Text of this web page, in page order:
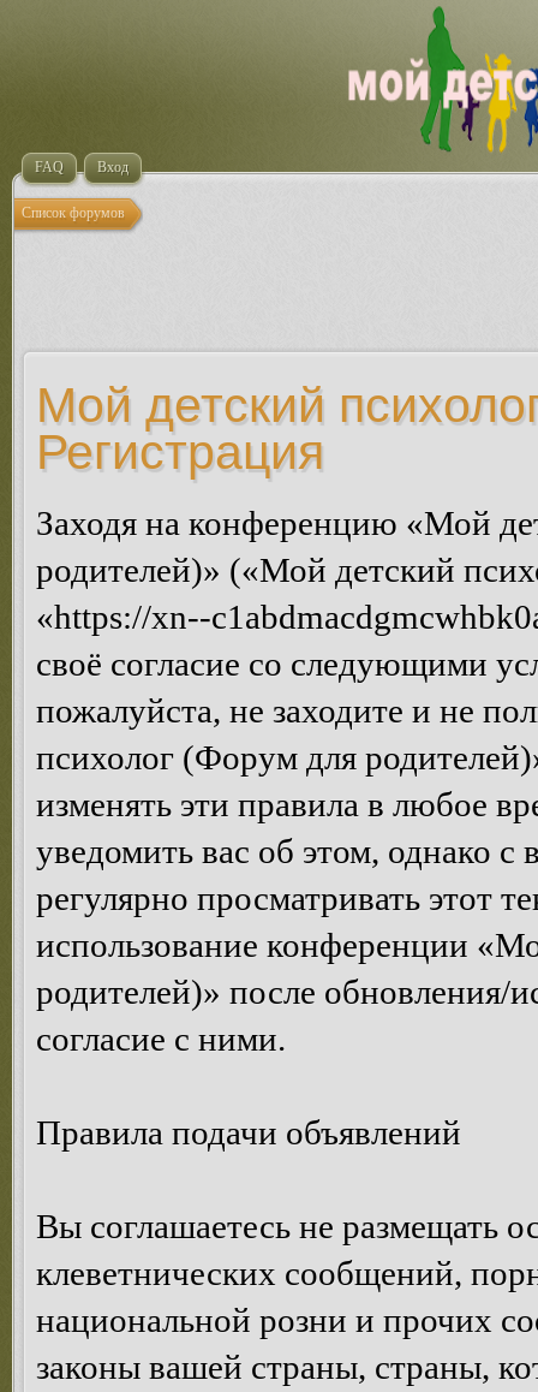
FAQ Вход
Список форумов
Мой детский
Регистрация
Заходя на конференцию «Мой
родителей)» («Мой детский
«https://xn--
своё согласие со следующими
пожалуйста, не заходите и не
психолог (Форум для
изменять эти правила в любое
уведомить вас об этом, однако
регулярно просматривать этот
использование конференции
родителей)» после обновления/
согласие с ними.
Правила подачи объявлений
Вы соглашаетесь не размещать
клеветнических сообщений,
национальной розни и прочих
законы вашей страны, страны,